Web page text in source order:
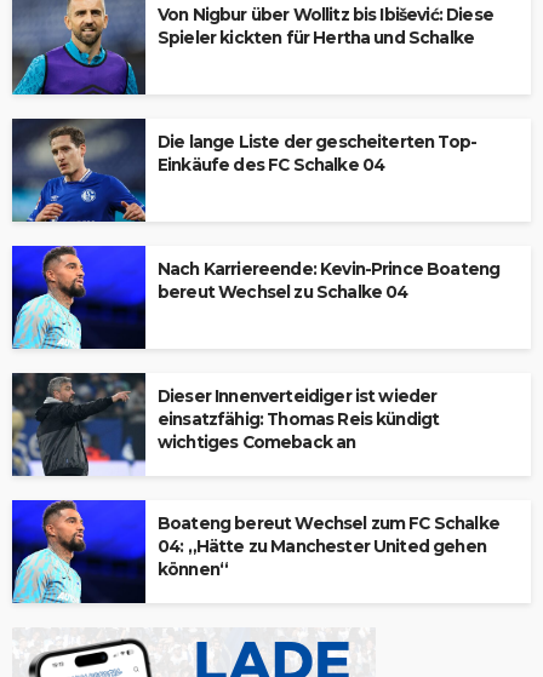
Von Nigbur über Wollitz bis Ibišević: Diese
Spieler kickten für Hertha und Schalke
Die lange Liste der gescheiterten Top-
Einkäufe des FC Schalke 04
Nach Karriereende: Kevin-Prince Boateng
bereut Wechsel zu Schalke 04
Dieser Innenverteidiger ist wieder
einsatzfähig: Thomas Reis kündigt
wichtiges Comeback an
Boateng bereut Wechsel zum FC Schalke
04: „Hätte zu Manchester United gehen
können“